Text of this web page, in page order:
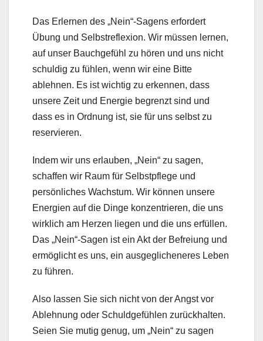
Das Erlernen des „Nein“-Sagens erfordert
Übung und Selbstreflexion. Wir müssen lernen,
auf unser Bauchgefühl zu hören und uns nicht
schuldig zu fühlen, wenn wir eine Bitte
ablehnen. Es ist wichtig zu erkennen, dass
unsere Zeit und Energie begrenzt sind und
dass es in Ordnung ist, sie für uns selbst zu
reservieren.
Indem wir uns erlauben, „Nein“ zu sagen,
schaffen wir Raum für Selbstpflege und
persönliches Wachstum. Wir können unsere
Energien auf die Dinge konzentrieren, die uns
wirklich am Herzen liegen und die uns erfüllen.
Das „Nein“-Sagen ist ein Akt der Befreiung und
ermöglicht es uns, ein ausgeglicheneres Leben
zu führen.
Also lassen Sie sich nicht von der Angst vor
Ablehnung oder Schuldgefühlen zurückhalten.
Seien Sie mutig genug, um „Nein“ zu sagen